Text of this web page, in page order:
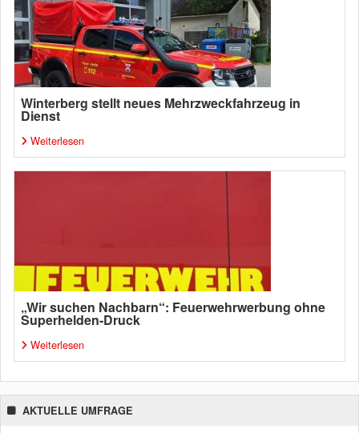
Winterberg stellt neues Mehrzweckfahrzeug in
Dienst
Weiterlesen
„Wir suchen Nachbarn“: Feuerwehrwerbung ohne
Superhelden-Druck
Weiterlesen
AKTUELLE UMFRAGE